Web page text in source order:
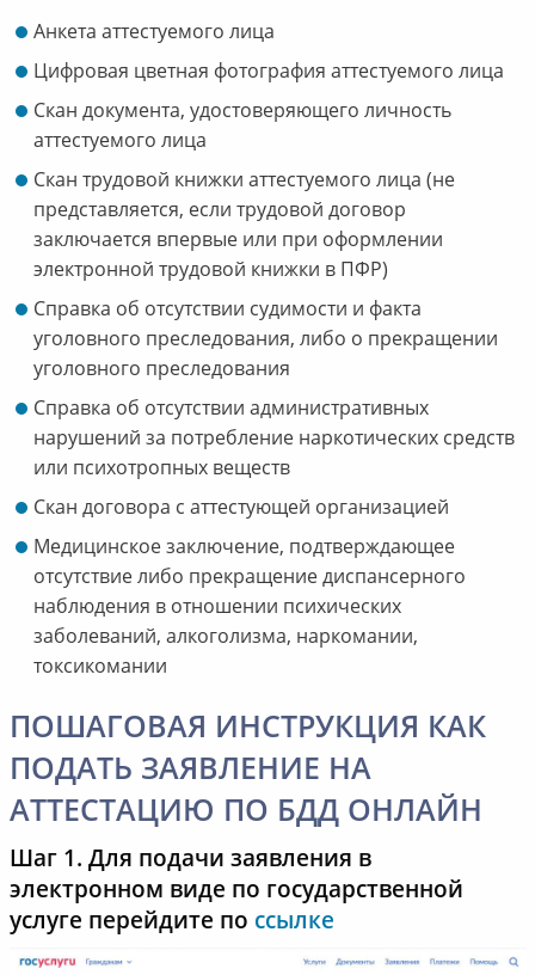
Анкета аттестуемого лица
Цифровая цветная фотография аттестуемого лица
Скан документа, удостоверяющего личность
аттестуемого лица
Скан трудовой книжки аттестуемого лица (не
представляется, если трудовой договор
заключается впервые или при оформлении
электронной трудовой книжки в ПФР)
Справка об отсутствии судимости и факта
уголовного преследования, либо о прекращении
уголовного преследования
Справка об отсутствии административных
нарушений за потребление наркотических средств
или психотропных веществ
Скан договора с аттестующей организацией
Медицинское заключение, подтверждающее
отсутствие либо прекращение диспансерного
наблюдения в отношении психических
заболеваний, алкоголизма, наркомании,
токсикомании
ПОШАГОВАЯ ИНСТРУКЦИЯ КАК
ПОДАТЬ ЗАЯВЛЕНИЕ НА
АТТЕСТАЦИЮ ПО БДД ОНЛАЙН
Шаг 1. Для подачи заявления в
электронном виде по государственной
услуге перейдите по ссылке